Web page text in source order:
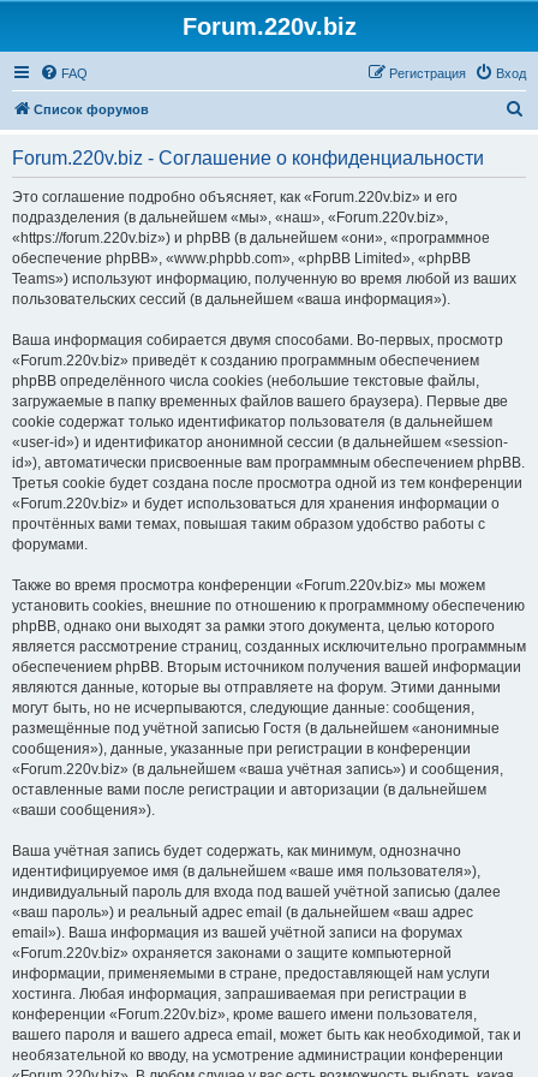
Forum.220v.biz
FAQ Вход
Регистрация
Список форумов
Forum.220v.biz - Соглашение о конфиденциальности
Это соглашение подробно объясняет, как «Forum.220v.biz» и его
подразделения (в дальнейшем «мы», «наш», «Forum.220v.biz»,
«https://forum.220v.biz») и phpBB (в дальнейшем «они», «программное
обеспечение phpBB», «www.phpbb.com», «phpBB Limited», «phpBB
Teams») используют информацию, полученную во время любой из ваших
пользовательских сессий (в дальнейшем «ваша информация»).
Ваша информация собирается двумя способами. Во-первых, просмотр
«Forum.220v.biz» приведёт к созданию программным обеспечением
phpBB определённого числа cookies (небольшие текстовые файлы,
загружаемые в папку временных файлов вашего браузера). Первые две
cookie содержат только идентификатор пользователя (в дальнейшем
«user-id») и идентификатор анонимной сессии (в дальнейшем «session-
id»), автоматически присвоенные вам программным обеспечением phpBB.
Третья cookie будет создана после просмотра одной из тем конференции
«Forum.220v.biz» и будет использоваться для хранения информации о
прочтённых вами темах, повышая таким образом удобство работы с
форумами.
Также во время просмотра конференции «Forum.220v.biz» мы можем
установить cookies, внешние по отношению к программному обеспечению
phpBB, однако они выходят за рамки этого документа, целью которого
является рассмотрение страниц, созданных исключительно программным
обеспечением phpBB. Вторым источником получения вашей информации
являются данные, которые вы отправляете на форум. Этими данными
могут быть, но не исчерпываются, следующие данные: сообщения,
размещённые под учётной записью Гостя (в дальнейшем «анонимные
сообщения»), данные, указанные при регистрации в конференции
«Forum.220v.biz» (в дальнейшем «ваша учётная запись») и сообщения,
оставленные вами после регистрации и авторизации (в дальнейшем
«ваши сообщения»).
Ваша учётная запись будет содержать, как минимум, однозначно
идентифицируемое имя (в дальнейшем «ваше имя пользователя»),
индивидуальный пароль для входа под вашей учётной записью (далее
«ваш пароль») и реальный адрес email (в дальнейшем «ваш адрес
email»). Ваша информация из вашей учётной записи на форумах
«Forum.220v.biz» охраняется законами о защите компьютерной
информации, применяемыми в стране, предоставляющей нам услуги
хостинга. Любая информация, запрашиваемая при регистрации в
конференции «Forum.220v.biz», кроме вашего имени пользователя,
вашего пароля и вашего адреса email, может быть как необходимой, так и
необязательной ко вводу, на усмотрение администрации конференции